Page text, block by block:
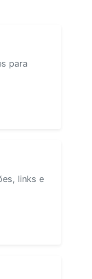
para
links e